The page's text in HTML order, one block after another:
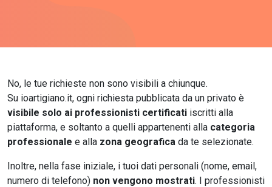
No, le tue richieste non sono visibili a chiunque.
Su ioartigiano.it, ogni richiesta pubblicata da un privato è
visibile solo ai professionisti certificati iscritti alla
piattaforma, e soltanto a quelli appartenenti alla categoria
professionale e alla zona geografica da te selezionate.
Inoltre, nella fase iniziale, i tuoi dati personali (nome, email,
numero di telefono) non vengono mostrati. I professionisti